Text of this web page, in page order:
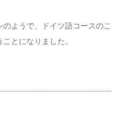
ようで、ドイツ語コースのこ
とになりました。